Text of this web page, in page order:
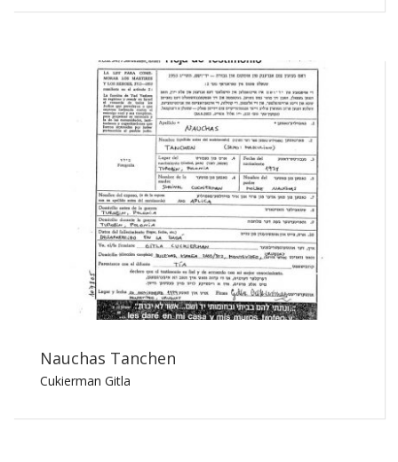
Nauchas Tanchen
Cukierman Gitla